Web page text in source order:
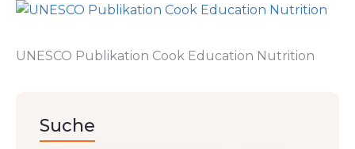
UNESCO Publikation Cook Education Nutrition
Suche